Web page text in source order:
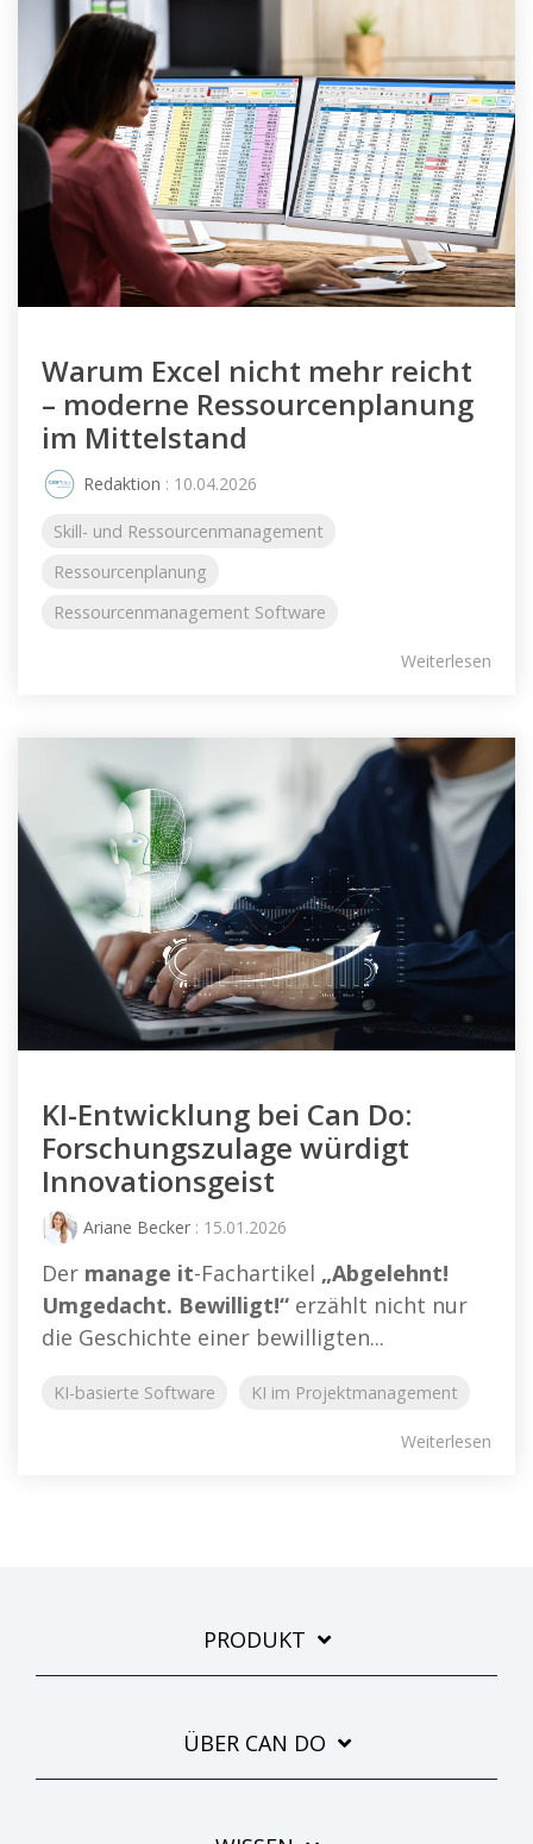
Warum Excel nicht mehr reicht
– moderne Ressourcenplanung
im Mittelstand
Redaktion : 10.04.2026
Skill- und Ressourcenmanagement
Ressourcenplanung
Ressourcenmanagement Software
Weiterlesen
KI-Entwicklung bei Can Do:
Forschungszulage würdigt
Innovationsgeist
Ariane Becker : 15.01.2026
Der manage it-Fachartikel „Abgelehnt!
Umgedacht. Bewilligt!“ erzählt nicht nur
die Geschichte einer bewilligten...
KI-basierte Software KI im Projektmanagement
Weiterlesen
PRODUKT
ÜBER CAN DO